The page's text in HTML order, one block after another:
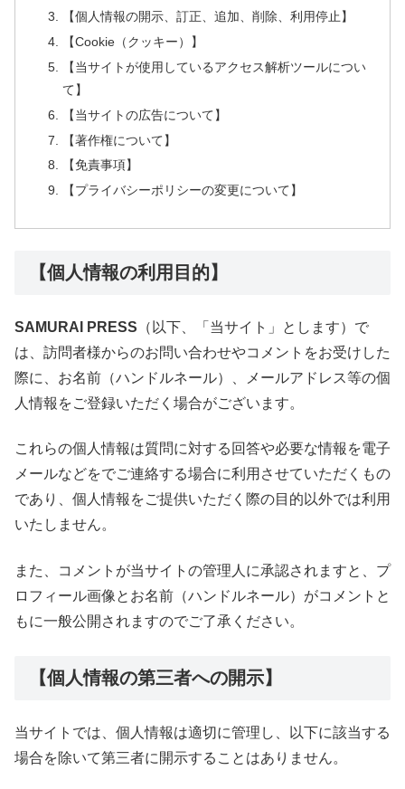
【個人情報の開示、訂正、追加、削除、利用停止】
【Cookie（クッキー）】
【当サイトが使用しているアクセス解析ツールについ
て】
【当サイトの広告について】
【著作権について】
【免責事項】
【プライバシーポリシーの変更について】
【個人情報の利用目的】
SAMURAI PRESS （以下、「当サイト」とします）で
は、訪問者様からのお問い合わせやコメントをお受けした
際に、お名前（ハンドルネール）、メールアドレス等の個
人情報をご登録いただく場合がございます。
これらの個人情報は質問に対する回答や必要な情報を電子
メールなどをでご連絡する場合に利用させていただくもの
であり、個人情報をご提供いただく際の目的以外では利用
いたしません。
また、コメントが当サイトの管理人に承認されますと、プ
ロフィール画像とお名前（ハンドルネール）がコメントと
もに一般公開されますのでご了承ください。
【個人情報の第三者への開示】
当サイトでは、個人情報は適切に管理し、以下に該当する
場合を除いて第三者に開示することはありません。